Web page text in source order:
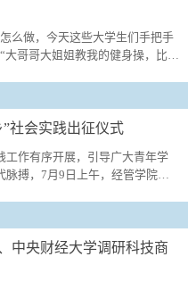
么做，今天这些大学生们手把手
哥哥大姐姐教我的健身操，比学
“志愿红”和“天使白”格外耀眼。
职业卫生与职业病防治研究院
乡”社会实践的生动缩影。今年...
社会实践出征仪式
工作有序开展，引导广大青年学
脉搏，7月9日上午，经管学院在
。社会实践相关负责老师作出
社会实践活动的相关要求，介绍
筹备与专项申报情况，并对扎实
中央财经大学调研科技商